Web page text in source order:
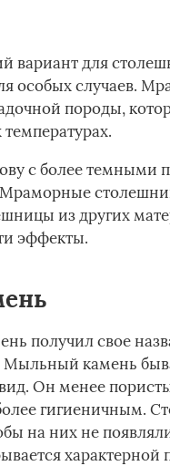
вариант для
особых случаев.
породы,
с более темными
из других
эффекты.
получил свое
камень
Он менее
гигиеничным.
на них не
характерной